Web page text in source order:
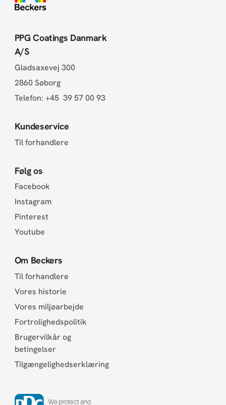
PPG Coatings Danmark
A/S
Gladsaxevej 300
2860 Søborg
Telefon: +45 39 57 00 93
Kundeservice
Til forhandlere
Følg os
Facebook
Instagram
Pinterest
Youtube
Om Beckers
Til forhandlere
Vores historie
Vores miljøarbejde
Fortrolighedspolitik
Brugervilkår og
betingelser
Tilgængelighedserklæring